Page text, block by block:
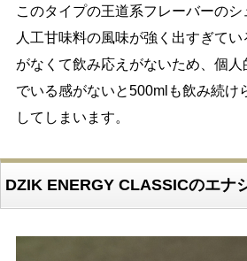
このタイプの王道系フレーバーの
人工甘味料の風味が強く出すぎて
がなくて飲み応えがないため、個
でいる感がないと500mlも飲み続け
してしまいます。
DZIK ENERGY CLASSICのエナ